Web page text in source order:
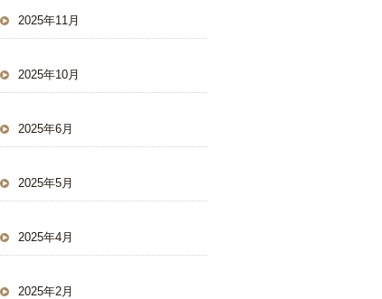
2025年11月
2025年10月
2025年6月
2025年5月
2025年4月
2025年2月